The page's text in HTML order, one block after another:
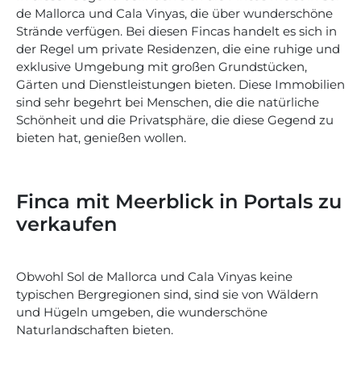
de Mallorca und Cala Vinyas, die über wunderschöne
Strände verfügen. Bei diesen Fincas handelt es sich in
der Regel um private Residenzen, die eine ruhige und
exklusive Umgebung mit großen Grundstücken,
Gärten und Dienstleistungen bieten. Diese Immobilien
sind sehr begehrt bei Menschen, die die natürliche
Schönheit und die Privatsphäre, die diese Gegend zu
bieten hat, genießen wollen.
Finca mit Meerblick in Portals zu
verkaufen
Obwohl Sol de Mallorca und Cala Vinyas keine
typischen Bergregionen sind, sind sie von Wäldern
und Hügeln umgeben, die wunderschöne
Naturlandschaften bieten.